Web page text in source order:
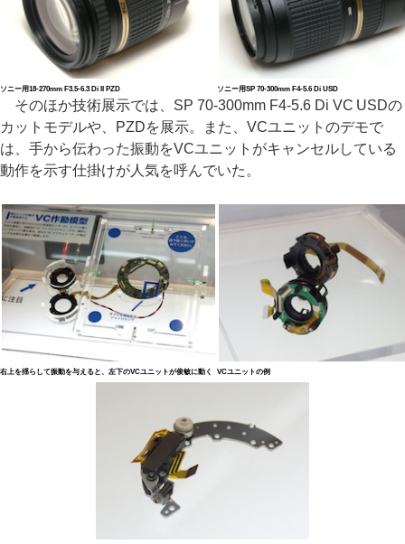
ソニー用18-270mm F3.5-6.3 Di II PZD ソニー用SP 70-300mm F4-5.6 Di USD
そのほか技術展示では、SP 70-300mm F4-5.6 Di VC USDの
カットモデルや、PZDを展示。また、VCユニットのデモで
は、手から伝わった振動をVCユニットがキャンセルしている
動作を示す仕掛けが人気を呼んでいた。
右上を揺らして振動を与えると、左下のVCユニットが俊敏に動く VCユニットの例